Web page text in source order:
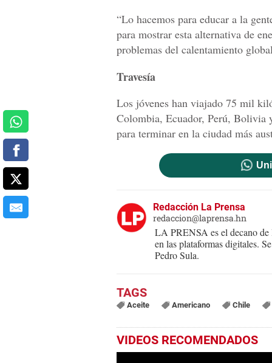
“Lo hacemos para educar a la
para mostrar esta alternativa de
problemas del calentamiento
Travesía
Los jóvenes han viajado 75 mil
Colombia, Ecuador, Perú, Bolivia
para terminar en la ciudad más
Redacción La Prensa
redaccion@laprensa.hn
LA PRENSA es el decano de
en las plataformas digitales.
Pedro Sula.
Aceite Americano Chile
VIDEOS RECOMENDADOS